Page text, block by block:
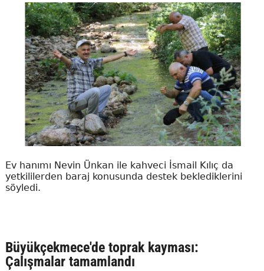
Ev hanımı Nevin Ünkan ile kahveci İsmail Kılıç da
yetkililerden baraj konusunda destek beklediklerini
söyledi.
Büyükçekmece'de toprak kayması:
Çalışmalar tamamlandı